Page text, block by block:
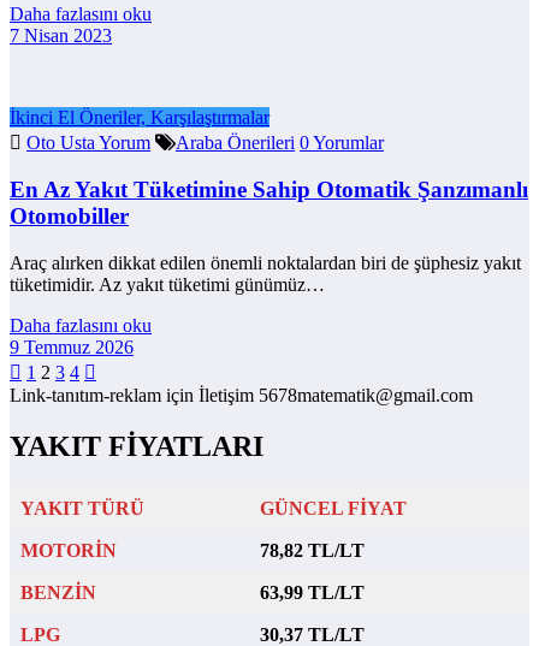
Daha fazlasını oku
7 Nisan 2023
İkinci El Öneriler, Karşılaştırmalar
Oto Usta Yorum
Araba Önerileri 0 Yorumlar
En Az Yakıt Tüketimine Sahip Otomatik Şanzımanlı
Otomobiller
Araç alırken dikkat edilen önemli noktalardan biri de şüphesiz yakıt
tüketimidir. Az yakıt tüketimi günümüz…
Daha fazlasını oku
9 Temmuz 2026
Yazı
sayfalaması
1 2 3 4
Link-tanıtım-reklam için İletişim 5678matematik@gmail.com
YAKIT FİYATLARI
YAKIT TÜRÜ GÜNCEL FİYAT
MOTORİN 78,82 TL/LT
BENZİN 63,99 TL/LT
LPG 30,37 TL/LT